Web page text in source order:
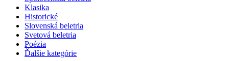
Klasika
Historické
Slovenská beletria
Svetová beletria
Poézia
Ďalšie kategórie